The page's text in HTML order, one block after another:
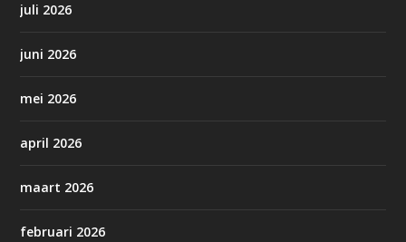
juli 2026
juni 2026
mei 2026
april 2026
maart 2026
februari 2026